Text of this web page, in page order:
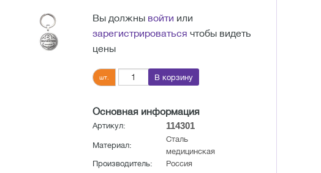
Вы должны войти или
зарегистрироваться чтобы видеть
цены
шт. В корзину
Основная информация
Артикул: 114301
Материал:
Сталь
медицинская
Производитель:
Россия